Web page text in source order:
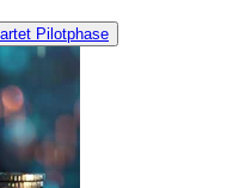
Pilotphase